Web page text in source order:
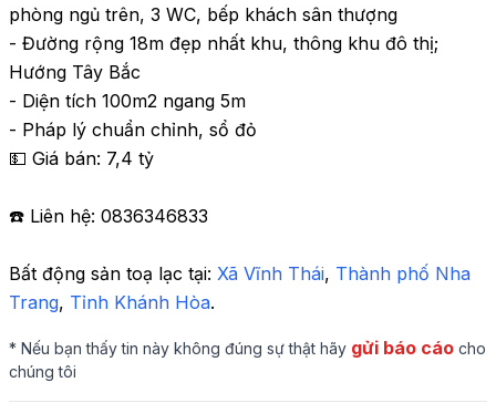
phòng ngủ trên, 3 WC, bếp khách sân thượng
- Đường rộng 18m đẹp nhất khu, thông khu đô thị;
Hướng Tây Bắc
- Diện tích 100m2 ngang 5m
- Pháp lý chuẩn chỉnh, sổ đỏ
💵 Giá bán: 7,4 tỷ
☎️ Liên hệ: 0836346833
Bất động sản toạ lạc tại: Xã Vĩnh Thái, Thành phố Nha
Trang, Tỉnh Khánh Hòa.
* Nếu bạn thấy tin này không đúng sự thật hãy gửi báo cáo cho
chúng tôi